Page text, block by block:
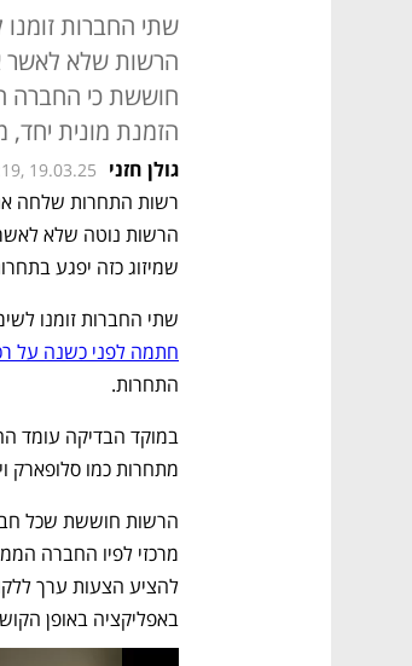
שתי החברות זומנו
חוששת כי החברה
הזמנת מונית יחד,
גולן חזני 19.03.25
שמיזוג כזה יפגע
שתי החברות זומנו
חתמה לפני כשנה על
התחרות.
מתחרות כמו סלופארק
באפליקציה באופן